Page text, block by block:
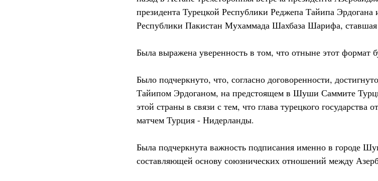
президента Турецкой Республики Реджепа Тайипа
Республики Пакистан Мухаммада Шахбаза Шарифа,
Была выражена уверенность в том, что отныне этот формат
Было подчеркнуто, что, согласно договоренности,
Тайипом Эрдоганом, на предстоящем в Шуши Саммите
этой страны в связи с тем, что глава турецкого
матчем Турция - Нидерланды.
Была подчеркнута важность подписания именно в городе
составляющей основу союзнических отношений между